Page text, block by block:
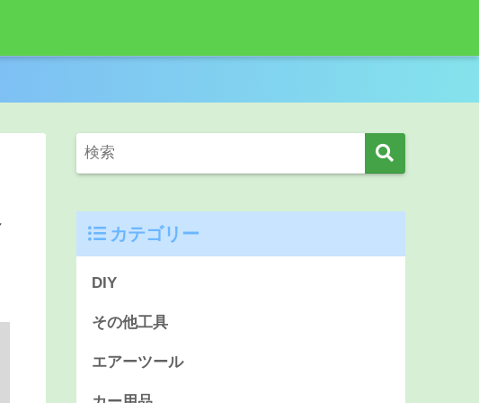
カテゴリー
DIY
その他工具
エアーツール